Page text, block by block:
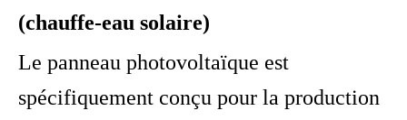
(chauffe-eau solaire)
Le panneau photovoltaïque est
spécifiquement conçu pour la production